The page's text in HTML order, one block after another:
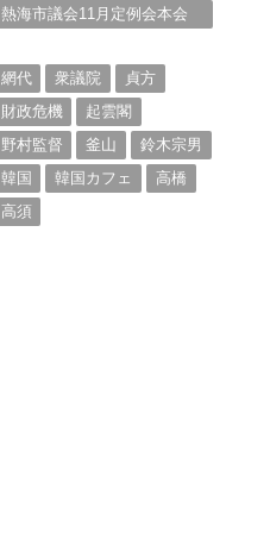
熱海市議会11月定例会本会
網代
衆議院
貞方
財政危機
起雲閣
野村監督
釜山
鈴木宗男
韓国
韓国カフェ
高橋
高須